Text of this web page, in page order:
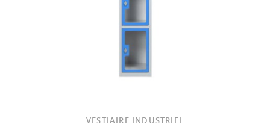
VESTIAIRE INDUSTRIEL